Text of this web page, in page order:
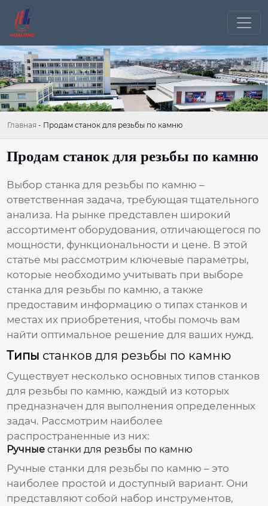
Главная - Продам станок для резьбы по камню
Продам станок для резьбы по камню
Выбор станка для резьбы по камню –
ответственная задача, требующая тщательного
анализа. На рынке представлен широкий
ассортимент оборудования, отличающегося по
мощности, функциональности и цене. В этой
статье мы рассмотрим ключевые параметры,
которые необходимо учитывать при выборе
станка для резьбы по камню, а также
предоставим информацию о типах станков и
местах их приобретения, чтобы помочь вам
найти оптимальное решение для ваших нужд.
Типы станков для резьбы по камню
Существует несколько основных типов станков
для резьбы по камню, каждый из которых
предназначен для выполнения определенных
задач. Рассмотрим наиболее
распространенные из них:
Ручныестанки для резьбы по камню
Ручные станки для резьбы по камню – это
наиболее простой и доступный вариант. Они
представляют собой набор инструментов,